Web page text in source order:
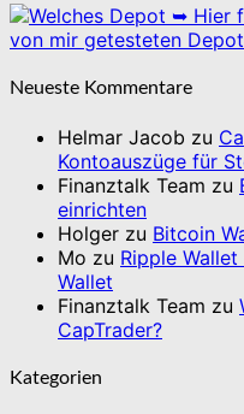
➥ Hier
von mir getesteten
Neueste Kommentare
Helmar Jacob zu
Kontoauszüge für
Finanztalk Team zu
einrichten
Holger zu Bitcoin
Mo zu Ripple
Wallet
Finanztalk Team zu
CapTrader?
Kategorien